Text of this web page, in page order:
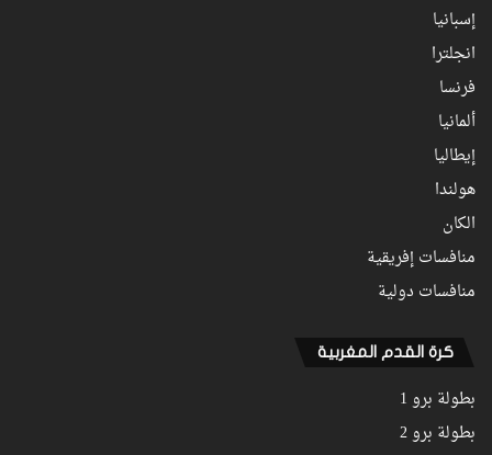
إسبانيا
انجلترا
فرنسا
ألمانيا
إيطاليا
هولندا
الكان
منافسات إفريقية
منافسات دولية
كرة القدم المغربية
بطولة برو 1
بطولة برو 2